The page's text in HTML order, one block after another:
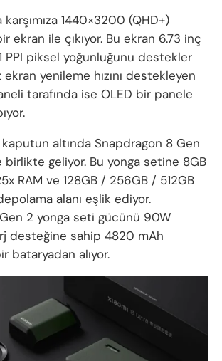
karşımıza 1440×3200 (QHD+)
ekran ile çıkıyor. Bu ekran 6.73 inç
PPI piksel yoğunluğunu destekler
yenileme hızını destekleyen
tarafında ise OLED bir panele
kaputun altında Snapdragon 8 Gen
birlikte geliyor. Bu yonga setine 8GB
RAM ve 128GB / 256GB / 512GB
alanı eşlik ediyor.
2 yonga seti gücünü 90W
desteğine sahip 4820 mAh
bataryadan alıyor.